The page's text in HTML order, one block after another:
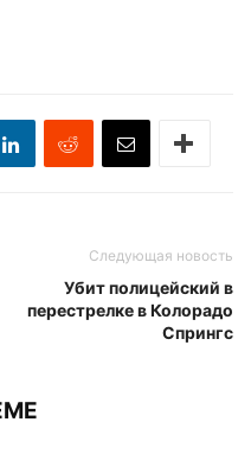
Следующая новость
Убит полицейский в
перестрелке в Колорадо
Спрингс